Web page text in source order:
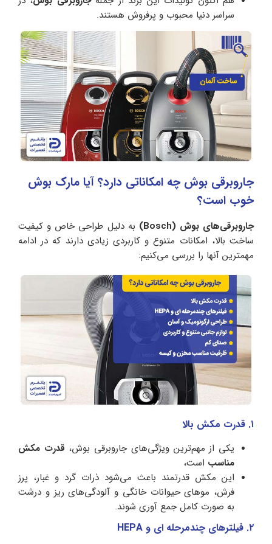
سراسر دنیا محبوب و پرفروش هستند.
جاروبرقی بوش چه امکاناتی دارد؟ آیا مارک بوش
خوب است؟
جاروبرقی‌های بوش (Bosch)
به دلیل طراحی خاص و کیفیت
ساخت بالا، امکانات متنوع و کاربردی زیادی دارند که در ادامه
مهمترین آنها را بررسی می‌کنیم:
۱. قدرت مکش بالا
یکی از مهم‌ترین ویژگی‌های جاروبرقی بوش، قدرت مکش
مناسب است،
این مکش قدرتمند باعث می‌شود ذرات گرد و غبار، پرز
فرش، موهای حیوانات خانگی و آلودگی‌های ریز و درشت
به صورت کامل جمع آوری شوند.
۲. فیلترهای چندمرحله ای و HEPA